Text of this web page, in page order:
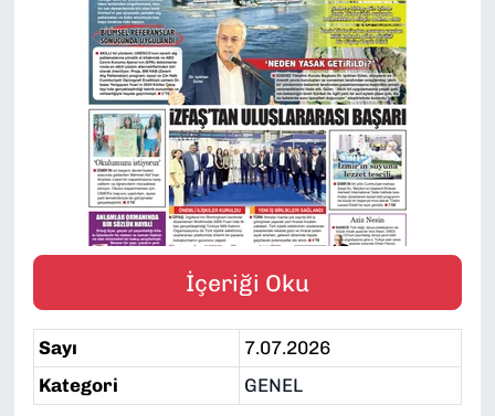
İçeriği Oku
Sayı
7.07.2026
Kategori
GENEL
SAĞLIK
SPOR
TEKNOLOJİ
YAŞAM
YEREL YÖNETİMLER